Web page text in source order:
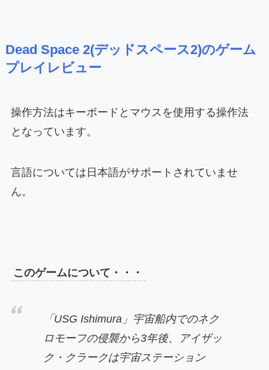
Dead Space 2(デッドスペース2)のゲーム
プレイレビュー
操作方法はキーボードとマウスを使用する操作法
となっています。
言語については日本語がサポートされていませ
ん。
このゲームについて・・・
「USG Ishimura」宇宙船内でのネク
ロモーフの侵襲から3年後、アイザッ
ク・クラークは宇宙ステーション